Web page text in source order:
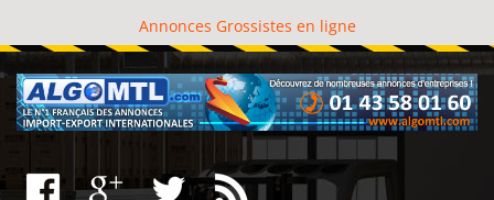
Annonces Grossistes en ligne